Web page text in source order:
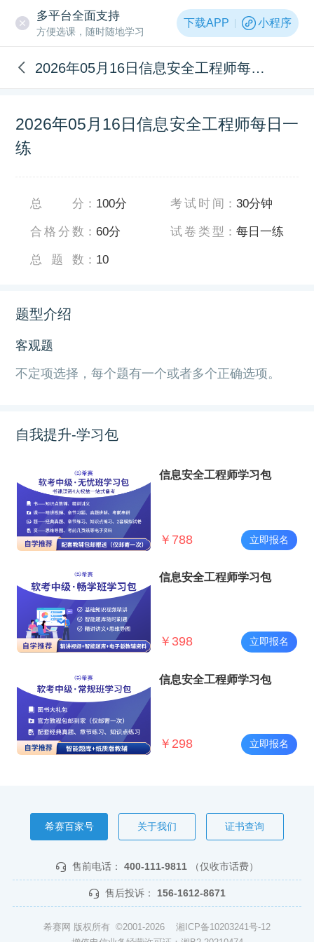
多平台全面支持
方便选课，随时随地学习
下载APP 小程序
2026年05月16日信息安全工程师每日一练
2026年05月16日信息安全工程师每日一
练
总分 ： 100分
合格分数 ：60分
总题数 ： 10
考试时间 ：30分钟
试卷类型 ：每日一练
题型介绍
客观题
不定项选择，每个题有一个或者多个正确选项。
自我提升-学习包
信息安全工程师学习包
￥ 788 立即报名
信息安全工程师学习包
￥ 398 立即报名
信息安全工程师学习包
￥ 298 立即报名
希赛百家号 关于我们 证书查询
售前电话： 400-111-9811 （仅收市话费）
售后投诉： 156-1612-8671
希赛网 版权所有 ©2001-2026 湘ICP备10203241号-12